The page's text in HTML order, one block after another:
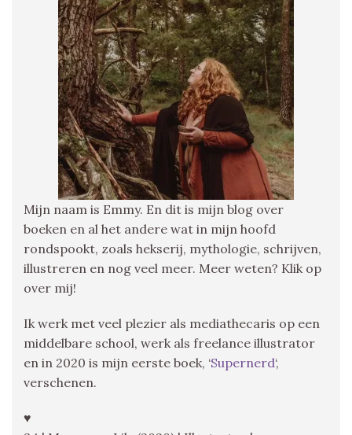
Mijn naam is Emmy. En dit is mijn blog over
boeken en al het andere wat in mijn hoofd
rondspookt, zoals hekserij, mythologie, schrijven,
illustreren en nog veel meer. Meer weten? Klik op
over mij!
Ik werk met veel plezier als mediathecaris op een
middelbare school, werk als freelance illustrator
en in 2020 is mijn eerste boek, ‘Supernerd‘,
verschenen.
♥